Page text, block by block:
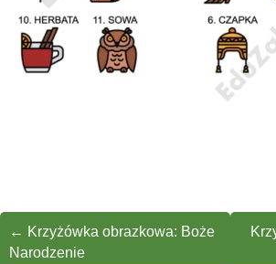
← Krzyżówka obrazkowa: Boże
Narodzenie